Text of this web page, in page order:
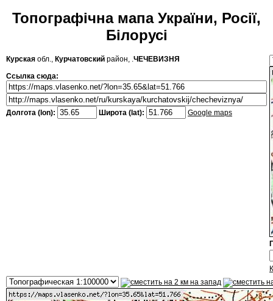
Топографічна мапа України, Росії,
Білорусі
Курская обл., Курчатовский район, .ЧЕЧЕВИЗНЯ
Ссылка сюда:
Долгота (lon): Широта (lat): Google maps